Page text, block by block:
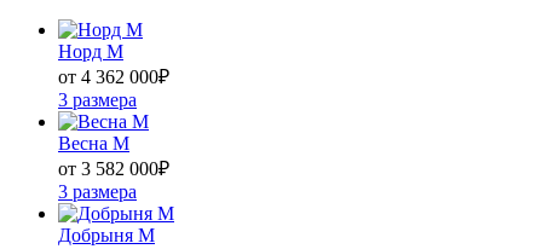
Норд М
от 4 362 000₽
3 размера
Весна М
от 3 582 000₽
3 размера
Добрыня М